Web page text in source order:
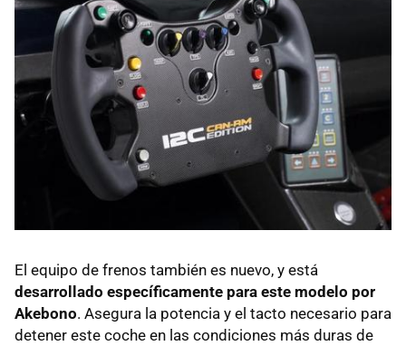
El equipo de frenos también es nuevo, y está
desarrollado específicamente para este modelo por
Akebono. Asegura la potencia y el tacto necesario para
detener este coche en las condiciones más duras de